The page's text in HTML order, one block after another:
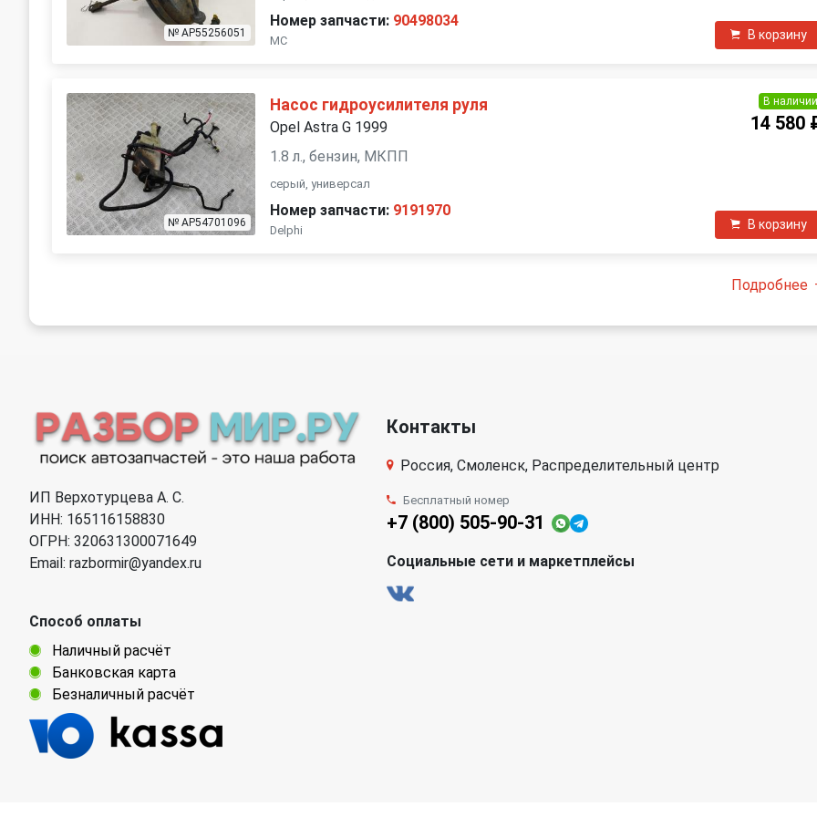
№ AP55256051
Номер запчасти: 90498034
MC В корзину
№ AP54701096
Насос гидроусилителя руля
Opel Astra G 1999
1.8 л., бензин, МКПП
серый, универсал
Номер запчасти: 9191970
Delphi
В
14 580
В корзину
Подробнее
ИП Верхотурцева А. С.
ИНН: 165116158830
ОГРН: 320631300071649
Email: razbormir@yandex.ru
Способ оплаты
Наличный расчёт
Банковская карта
Безналичный расчёт
Контакты
Россия, Смоленск, Распределительный центр
Бесплатный номер
+7 (800) 505-90-31
Социальные сети и маркетплейсы